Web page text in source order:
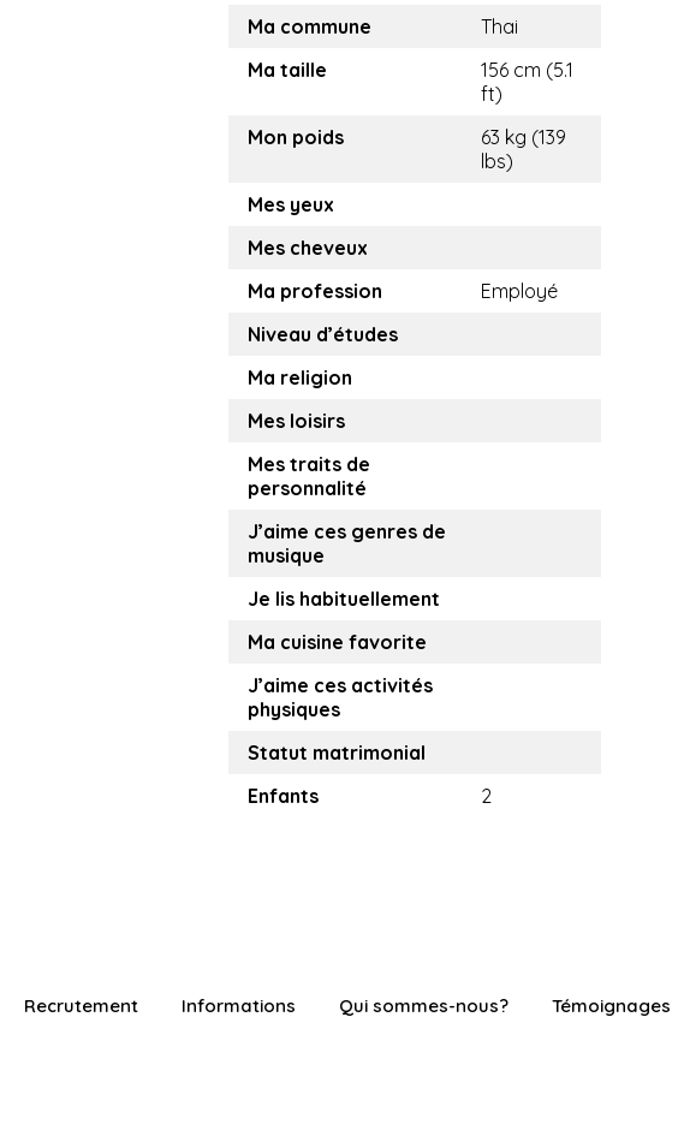
Ma commune
Thai
Ma taille
156 cm (5.1
ft)
Mon poids
63 kg (139
lbs)
Mes yeux
Mes cheveux
Ma profession
Employé
Niveau d’études
Ma religion
Mes loisirs
Mes traits de
personnalité
J’aime ces genres de
musique
Je lis habituellement
Ma cuisine favorite
J’aime ces activités
physiques
Statut matrimonial
Enfants
2
Recrutement Informations Qui sommes-nous? Témoignages